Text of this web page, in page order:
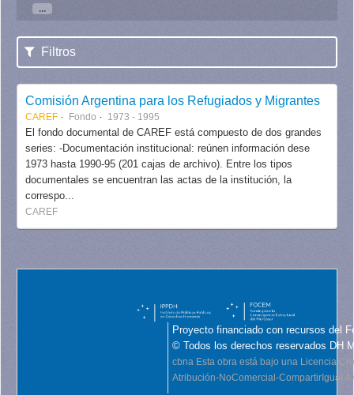
...
Filtros
Comisión Argentina para los Refugiados y Migrantes
CAREF Fondo 1973 - 1995
El fondo documental de CAREF está compuesto de dos grandes
series: -Documentación institucional: reúnen información dese
1973 hasta 1990-95 (201 cajas de archivo). Entre los tipos
documentales se encuentran las actas de la institución, la
correspo...
CAREF
Proyecto financiado con recursos del
© Todos los derechos reservados DH
cbna Esta obra está bajo una Licencia
Atribución-NoComercial-CompartirIgual